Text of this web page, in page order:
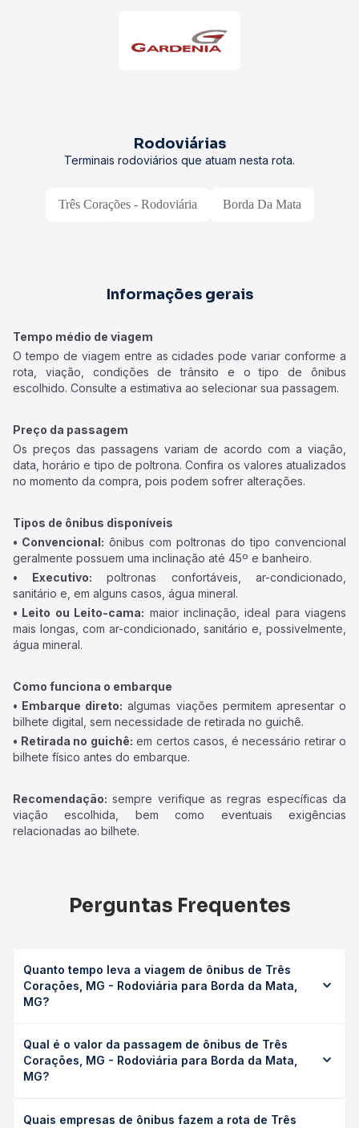
Rodoviárias
Terminais rodoviários que atuam nesta rota.
Três Corações - Rodoviária Borda Da Mata
Informações gerais
Tempo médio de viagem
O tempo de viagem entre as cidades pode variar conforme a
rota, viação, condições de trânsito e o tipo de ônibus
escolhido. Consulte a estimativa ao selecionar sua passagem.
Preço da passagem
Os preços das passagens variam de acordo com a viação,
data, horário e tipo de poltrona. Confira os valores atualizados
no momento da compra, pois podem sofrer alterações.
Tipos de ônibus disponíveis
• Convencional: ônibus com poltronas do tipo convencional
geralmente possuem uma inclinação até 45º e banheiro.
• Executivo: poltronas confortáveis, ar-condicionado,
sanitário e, em alguns casos, água mineral.
• Leito ou Leito-cama: maior inclinação, ideal para viagens
mais longas, com ar-condicionado, sanitário e, possivelmente,
água mineral.
Como funciona o embarque
• Embarque direto: algumas viações permitem apresentar o
bilhete digital, sem necessidade de retirada no guichê.
• Retirada no guichê: em certos casos, é necessário retirar o
bilhete físico antes do embarque.
Recomendação: sempre verifique as regras específicas da
viação escolhida, bem como eventuais exigências
relacionadas ao bilhete.
Perguntas Frequentes
Quanto tempo leva a viagem de ônibus de Três
Corações, MG - Rodoviária para Borda da Mata,
MG?
para Borda da Mata, MG leva em média 2h 32min,
podendo variar conforme a viação, o tipo de serviço
(convencional, executivo ou leito) e as condições de
Qual é o valor da passagem de ônibus de Três
Corações, MG - Rodoviária para Borda da Mata,
MG?
Rodoviária para Borda da Mata, MG custa em média R$
Quais empresas de ônibus fazem a rota de Três